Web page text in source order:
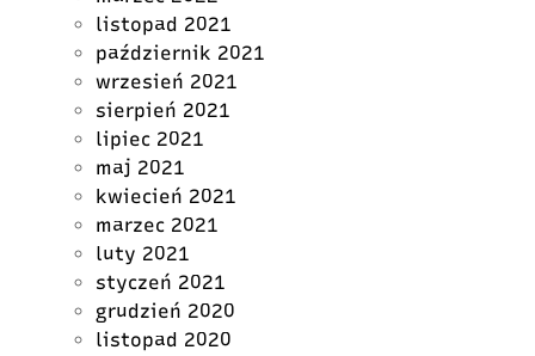
listopad 2021
październik 2021
wrzesień 2021
sierpień 2021
lipiec 2021
maj 2021
kwiecień 2021
marzec 2021
luty 2021
styczeń 2021
grudzień 2020
listopad 2020